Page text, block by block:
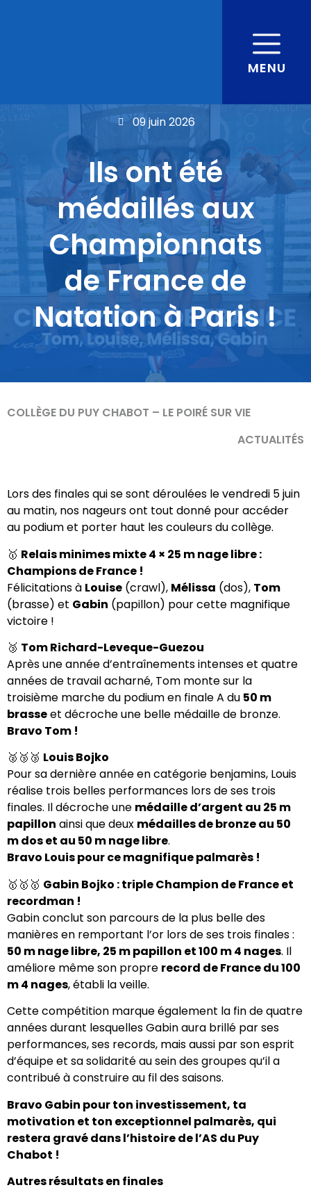
MENU
09 juin 2026
Ils ont été
médaillés aux
Championnats
de France de
Natation à Paris !
COLLÈGE DU PUY CHABOT – LE POIRÉ SUR VIE
ACTUALITÉS
Lors des finales qui se sont déroulées le vendredi 5 juin
au matin, nos nageurs ont tout donné pour accéder
au podium et porter haut les couleurs du collège.
🥇 Relais minimes mixte 4 × 25 m nage libre :
Champions de France !
Félicitations à Louise (crawl), Mélissa (dos), Tom
(brasse) et Gabin (papillon) pour cette magnifique
victoire !
🥉 Tom Richard-Leveque-Guezou
Après une année d’entraînements intenses et quatre
années de travail acharné, Tom monte sur la
troisième marche du podium en finale A du 50 m
brasseet décroche une belle médaille de bronze.
Bravo Tom !
🥈🥉🥉 Louis Bojko
Pour sa dernière année en catégorie benjamins, Louis
réalise trois belles performances lors de ses trois
finales. Il décroche une médaille d’argent au 25 m
papillon ainsi que deux médailles de bronze au 50
m dos et au 50 m nage libre.
Bravo Louis pour ce magnifique palmarès !
🥇🥇🥇 Gabin Bojko : triple Champion de France et
recordman !
Gabin conclut son parcours de la plus belle des
manières en remportant l’or lors de ses trois finales :
50 m nage libre, 25 m papillon et 100 m 4 nages. Il
améliore même son propre record de France du 100
m 4 nages, établi la veille.
Cette compétition marque également la fin de quatre
années durant lesquelles Gabin aura brillé par ses
performances, ses records, mais aussi par son esprit
d’équipe et sa solidarité au sein des groupes qu’il a
contribué à construire au fil des saisons.
Bravo Gabin pour ton investissement, ta
motivation et ton exceptionnel palmarès, qui
restera gravé dans l’histoire de l’AS du Puy
Chabot !
Autres résultats en finales